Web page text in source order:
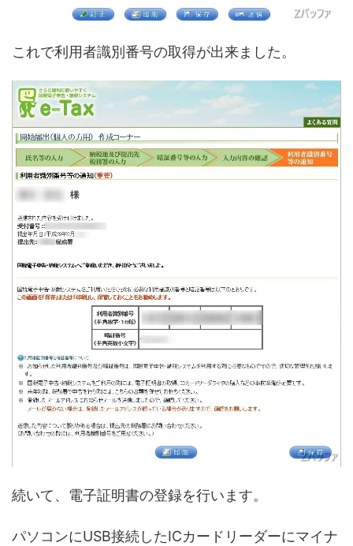
これで利用者識別番号の取得が出来ました。
続いて、電子証明書の登録を行います。
パソコンにUSB接続したICカードリーダーにマイナ